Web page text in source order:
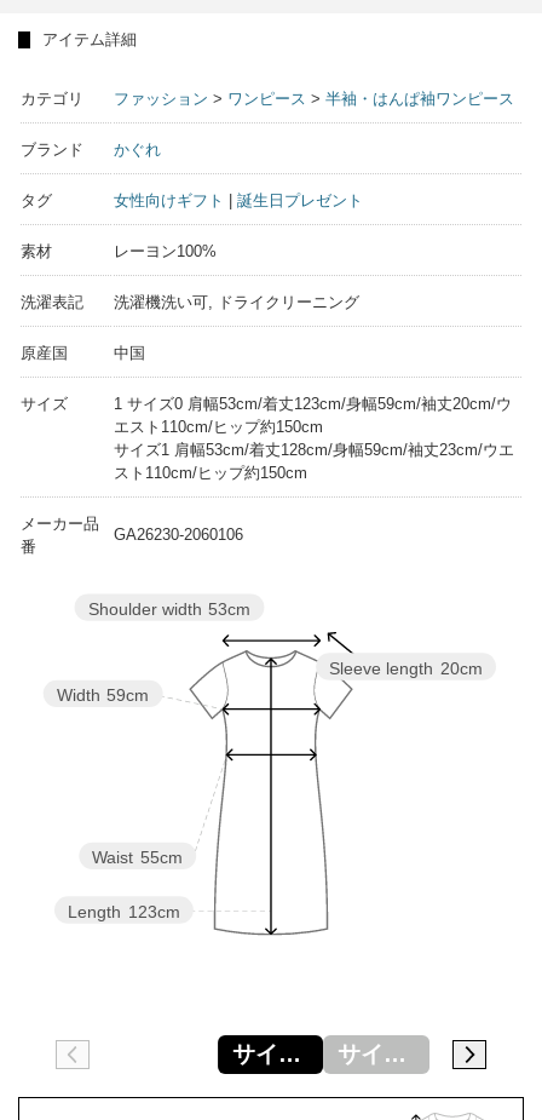
アイテム詳細
カテゴリ ファッション > ワンピース > 半袖・はんぱ袖ワンピース
ブランド かぐれ
タグ 女性向けギフト 誕生日プレゼント
素材 レーヨン100%
洗濯表記 洗濯機洗い可, ドライクリーニング
原産国 中国
サイズ
1 サイズ0 肩幅53cm/着丈123cm/身幅59cm/袖丈20cm/ウ
エスト110cm/ヒップ約150cm
サイズ1 肩幅53cm/着丈128cm/身幅59cm/袖丈23cm/ウエ
スト110cm/ヒップ約150cm
メーカー品
番
GA26230-2060106
Sleeve length 20cm
Length 123cm
Waist 55cm
Width 59cm
Shoulder width 53cm
サイズ0 サイズ1